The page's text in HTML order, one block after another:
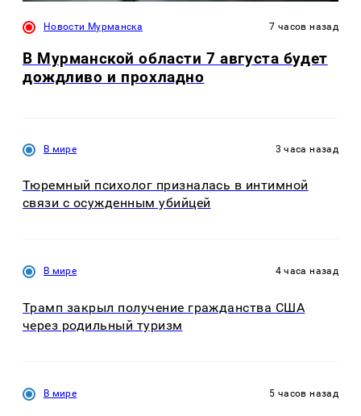
Новости Мурманска 7 часов назад
В Мурманской области 7 августа будет
дождливо и прохладно
В мире 3 часа назад
Тюремный психолог призналась в интимной
связи с осужденным убийцей
В мире 4 часа назад
Трамп закрыл получение гражданства США
через родильный туризм
В мире 5 часов назад